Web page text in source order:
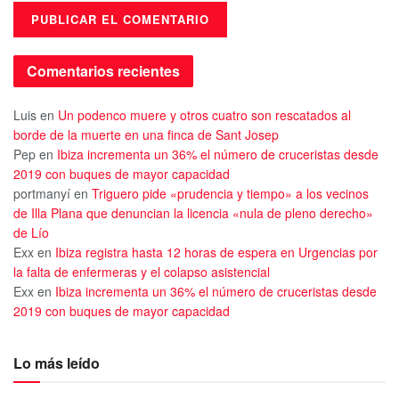
Comentarios recientes
Luis en Un podenco muere y otros cuatro son rescatados al
borde de la muerte en una finca de Sant Josep
Pep en Ibiza incrementa un 36% el número de cruceristas desde
2019 con buques de mayor capacidad
portmanyí en Triguero pide «prudencia y tiempo» a los vecinos
de Illa Plana que denuncian la licencia «nula de pleno derecho»
de Lío
Exx en Ibiza registra hasta 12 horas de espera en Urgencias por
la falta de enfermeras y el colapso asistencial
Exx en Ibiza incrementa un 36% el número de cruceristas desde
2019 con buques de mayor capacidad
Lo más leído